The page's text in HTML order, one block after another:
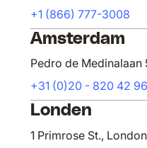
+1 (866) 777-3008
Amsterdam
Pedro de Medinalaan
+31 (0)20 - 820 42 96
Londen
1 Primrose St.,